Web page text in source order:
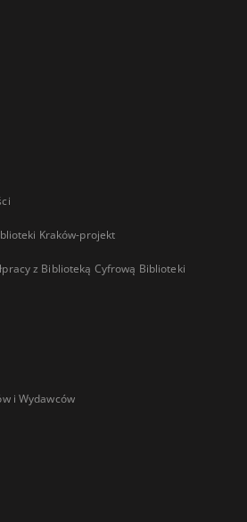
Kraków-projekt
z Biblioteką Cyfrową Biblioteki
i Wydawców